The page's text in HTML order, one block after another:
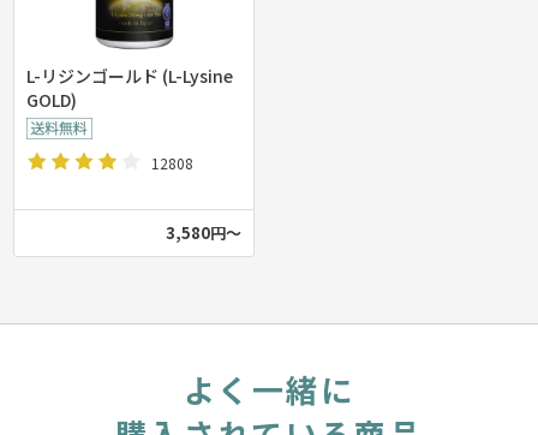
L-リジンゴールド (L-Lysine
GOLD)
12808
3,580円～
よく一緒に